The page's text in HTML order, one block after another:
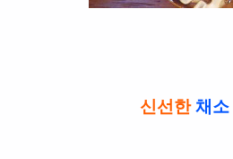
신선한채소